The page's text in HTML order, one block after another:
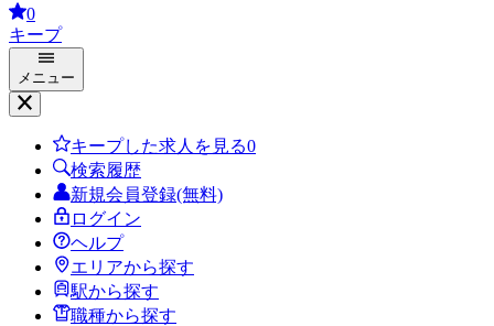
0
キープ
メニュー
キープした求人を見る0
検索履歴
新規会員登録(無料)
ログイン
ヘルプ
エリアから探す
駅から探す
職種から探す